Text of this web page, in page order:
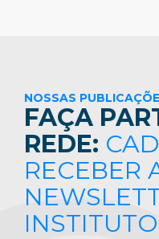
NOSSAS
FAÇA
REDE:
RECEBER